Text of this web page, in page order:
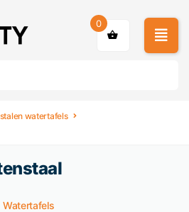
0
watertafels
Watertafels